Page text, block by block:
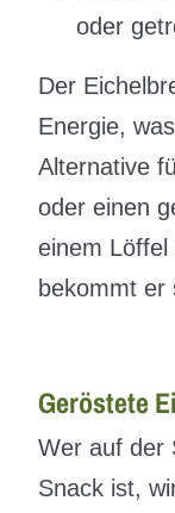
oder
Der
Energie,
Alternative
oder einen
einem
bekommt er
Geröstete
Wer auf der
Snack ist,